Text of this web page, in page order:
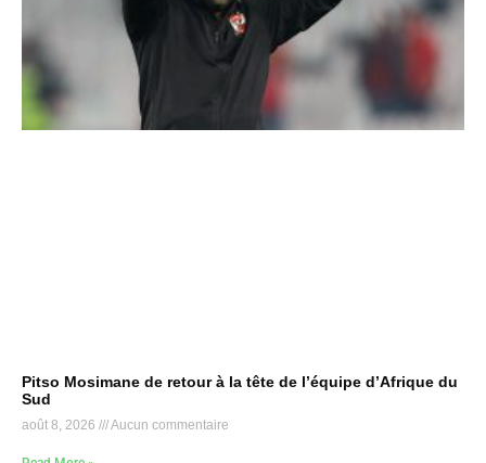
Pitso Mosimane de retour à la tête de l’équipe d’Afrique du
Sud
août 8, 2026 Aucun commentaire